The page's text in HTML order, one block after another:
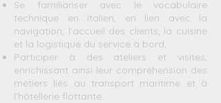
Se familiariser avec le vocabulaire
technique en italien, en lien avec la
navigation, l’accueil des clients, la cuisine
et la logistique du service à bord,
Participer à des ateliers et visites,
enrichissant ainsi leur compréhension des
métiers liés au transport maritime et à
l’hôtellerie flottante.